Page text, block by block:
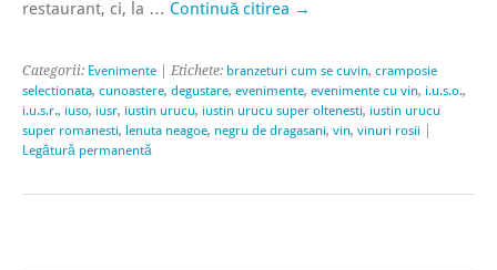
restaurant, ci, la … Continuă citirea →
Categorii: Evenimente | Etichete: branzeturi cum se cuvin, cramposie
selectionata, cunoastere, degustare, evenimente, evenimente cu vin, i.u.s.o.,
i.u.s.r., iuso, iusr, iustin urucu, iustin urucu super oltenesti, iustin urucu
super romanesti, lenuta neagoe, negru de dragasani, vin, vinuri rosii
Legătură permanentă